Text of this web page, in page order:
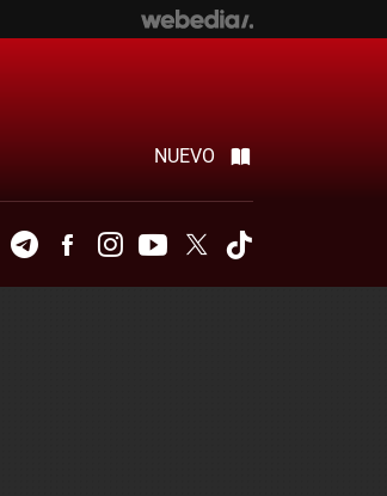
NUEVO
TelegramFacebookInstagramYoutubeTwitter